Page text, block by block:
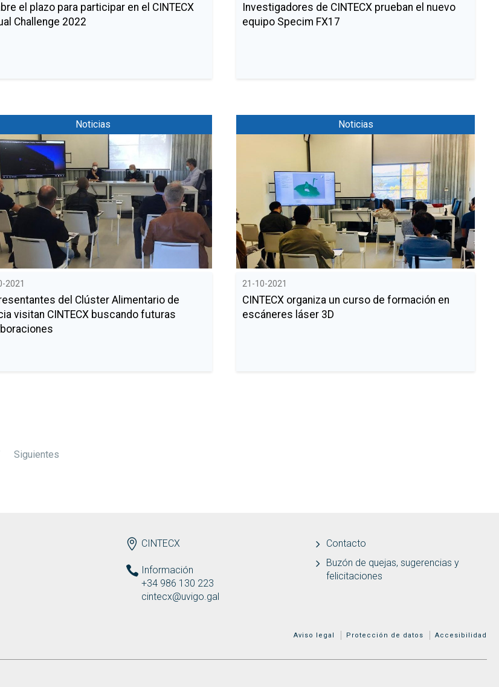
el plazo para participar en el CINTECX
Challenge 2022
Investigadores de CINTECX prueban el nuevo
equipo Specim FX17
Noticias
2021
del Clúster Alimentario de
visitan CINTECX buscando futuras
Noticias
21-10-2021
CINTECX organiza un curso de formación en
escáneres láser 3D
Siguientes
ENDEREZO ES
CINTECX
Información
+34 986 130 223
cintecx@uvigo.gal
Contacto
Buzón de quejas, sugerencias y
felicitaciones
MENÚ ADICIONAL
Aviso legal Protección de datos Accesibilidad